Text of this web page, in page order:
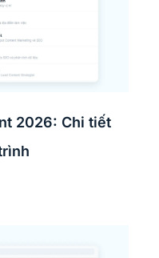
2026: Chi tiết